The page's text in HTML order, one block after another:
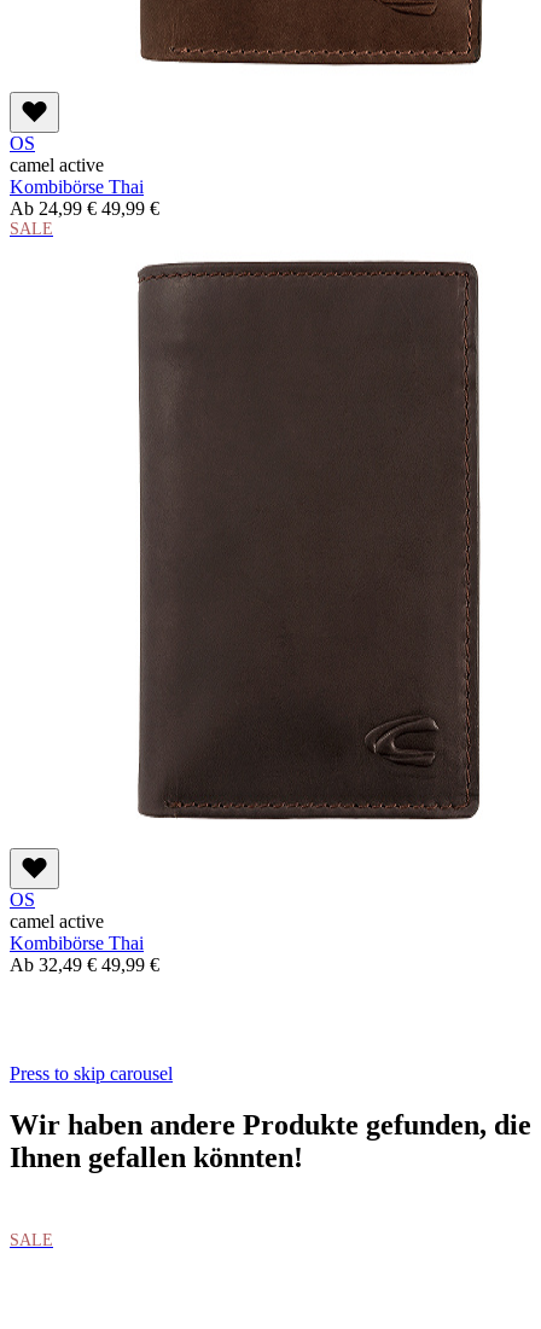
OS
camel active
Kombibörse Thai
Ab 24,99 € 49,99 €
SALE
OS
camel active
Kombibörse Thai
Ab 32,49 € 49,99 €
Press to skip carousel
Wir haben andere Produkte gefunden, die
Ihnen gefallen könnten!
SALE